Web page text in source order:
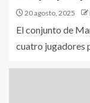
20 agosto, 2025
El conjunto de
cuatro jugadores